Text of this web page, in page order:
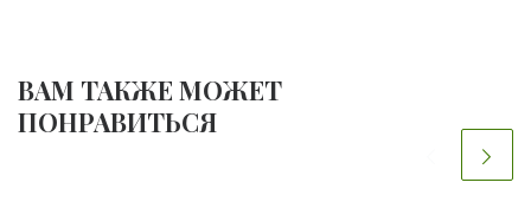
ВАМ ТАКЖЕ МОЖЕТ
ПОНРАВИТЬСЯ